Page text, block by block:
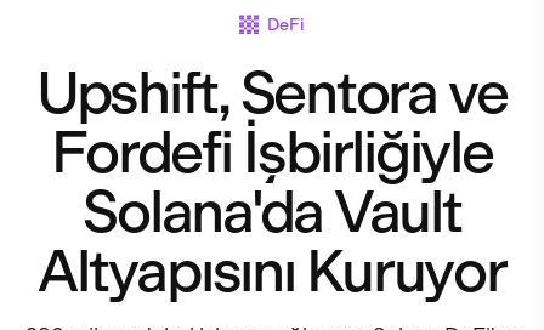
DeFi
Upshift, Sentora ve
Fordefi İşbirliğiyle
Solana'da Vault
Altyapısını Kuruyor